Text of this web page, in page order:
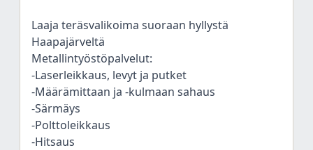
Laaja teräsvalikoima suoraan hyllystä
Haapajärveltä
Metallintyöstöpalvelut:
-Laserleikkaus, levyt ja putket
-Määrämittaan ja -kulmaan sahaus
-Särmäys
-Polttoleikkaus
-Hitsaus